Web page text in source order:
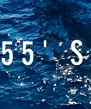
55'